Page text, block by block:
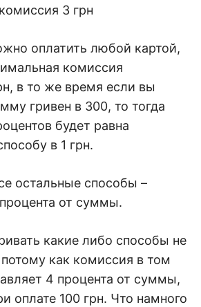
3 грн
оплатить любой картой,
комиссия
в то же время если вы
гривен в 300, то тогда
будет равна
в 1 грн.
остальные способы –
от суммы.
какие либо способы не
как комиссия в том
4 процента от суммы,
оплате 100 грн. Что намного